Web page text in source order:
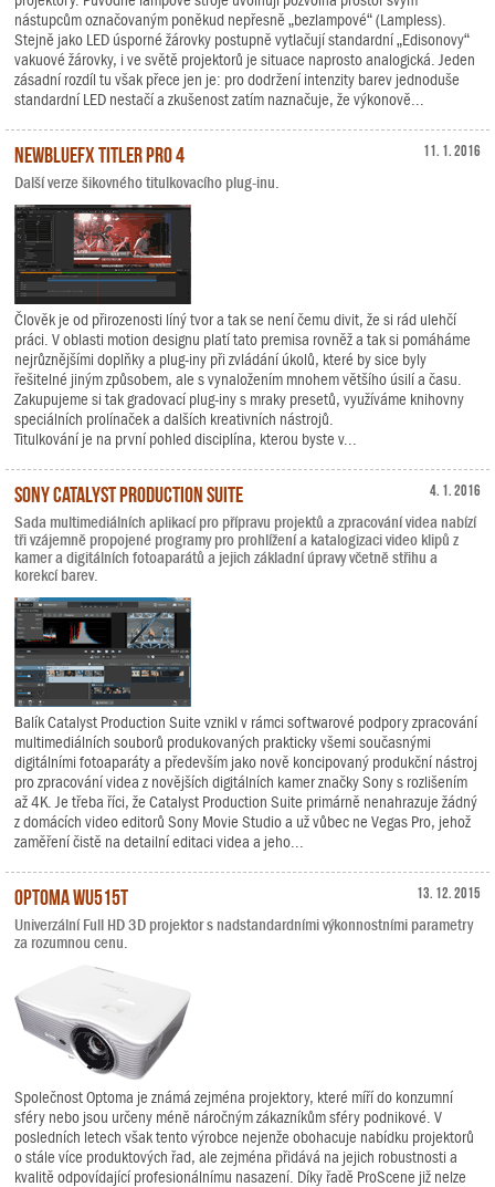
nástupcům označovaným poněkud nepřesně „bezlampové“ (Lampless).
Stejně jako LED úsporné žárovky postupně vytlačují standardní „Edisonovy“
vakuové žárovky, i ve světě projektorů je situace naprosto analogická. Jeden
zásadní rozdíl tu však přece jen je: pro dodržení intenzity barev jednoduše
standardní LED nestačí a zkušenost zatím naznačuje, že výkonově...
11. 1. 2016
NewBlueFX Titler Pro 4
Další verze šikovného titulkovacího plug-inu.
Člověk je od přirozenosti líný tvor a tak se není čemu divit, že si rád ulehčí
práci. V oblasti motion designu platí tato premisa rovněž a tak si pomáháme
nejrůznějšími doplňky a plug-iny při zvládání úkolů, které by sice byly
řešitelné jiným způsobem, ale s vynaložením mnohem většího úsilí a času.
Zakupujeme si tak gradovací plug-iny s mraky presetů, využíváme knihovny
speciálních prolínaček a dalších kreativních nástrojů.
Titulkování je na první pohled disciplína, kterou byste v...
4. 1. 2016
Sony Catalyst Production Suite
Sada multimediálních aplikací pro přípravu projektů a zpracování videa nabízí
tři vzájemně propojené programy pro prohlížení a katalogizaci video klipů z
kamer a digitálních fotoaparátů a jejich základní úpravy včetně střihu a
korekcí barev.
Balík Catalyst Production Suite vznikl v rámci softwarové podpory zpracování
multimediálních souborů produkovaných prakticky všemi současnými
digitálními fotoaparáty a především jako nově koncipovaný produkční nástroj
pro zpracování videa z novějších digitálních kamer značky Sony s rozlišením
až 4K. Je třeba říci, že Catalyst Production Suite primárně nenahrazuje žádný
z domácích video editorů Sony Movie Studio a už vůbec ne Vegas Pro, jehož
zaměření čistě na detailní editaci videa a jeho...
13. 12. 2015
Optoma WU515T
Univerzální Full HD 3D projektor s nadstandardními výkonnostními parametry
za rozumnou cenu.
Společnost Optoma je známá zejména projektory, které míří do konzumní
sféry nebo jsou určeny méně náročným zákazníkům sféry podnikové. V
posledních letech však tento výrobce nejenže obohacuje nabídku projektorů
o stále více produktových řad, ale zejména přidává na jejich robustnosti a
kvalitě odpovídající profesionálnímu nasazení. Díky řadě ProScene již nelze